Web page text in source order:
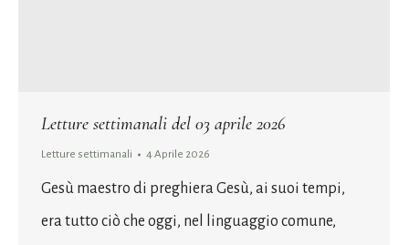
Letture settimanali del 03 aprile 2026
Letture settimanali 4 Aprile 2026
Gesù maestro di preghiera Gesù, ai suoi tempi,
era tutto ciò che oggi, nel linguaggio comune,